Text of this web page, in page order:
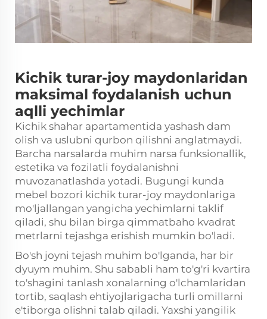
Kichik turar-joy maydonlaridan
maksimal foydalanish uchun
aqlli yechimlar
Kichik shahar apartamentida yashash dam
olish va uslubni qurbon qilishni anglatmaydi.
Barcha narsalarda muhim narsa funksionallik,
estetika va fozilatli foydalanishni
muvozanatlashda yotadi. Bugungi kunda
mebel bozori kichik turar-joy maydonlariga
mo'ljallangan yangicha yechimlarni taklif
qiladi, shu bilan birga qimmatbaho kvadrat
metrlarni tejashga erishish mumkin bo'ladi.
Bo'sh joyni tejash muhim bo'lganda, har bir
dyuym muhim. Shu sababli ham to'g'ri kvartira
to'shagini tanlash xonalarning o'lchamlaridan
tortib, saqlash ehtiyojlarigacha turli omillarni
e'tiborga olishni talab qiladi. Yaxshi yangilik